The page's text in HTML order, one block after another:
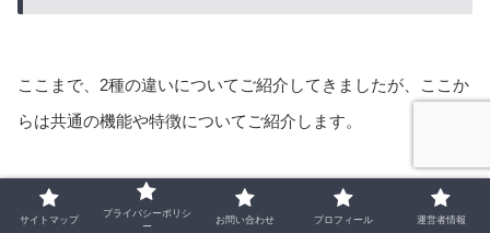
ここまで、2種の違いについてご紹介してきましたが、ここか
らは共通の機能や特徴についてご紹介します。
まずは機能を3つご紹介します。
サイトマップ
プライバシーポリシ
ー
お問い合わせ プロフィール 運営者情報